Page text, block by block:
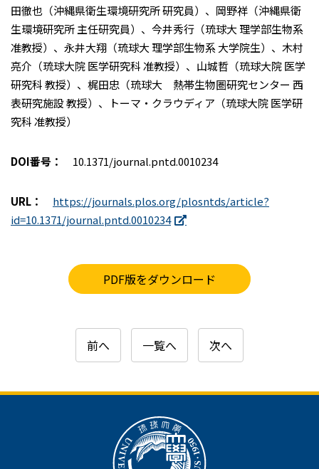
田徹也（沖縄県衛生環境研究所 研究員）、岡野祥（沖縄県衛
生環境研究所 主任研究員）、今井秀行（琉球大 理学部生物系
准教授）、永井大翔（琉球大 理学部生物系 大学院生）、木村
亮介（琉球大院 医学研究科 准教授）、山城哲（琉球大院 医学
研究科 教授）、梶田忠（琉球大 熱帯生物圏研究センター 西
表研究施設 教授）、トーマ・クラウディア（琉球大院 医学研
究科 准教授）
DOI番号： 10.1371/journal.pntd.0010234
URL：
https://journals.plos.org/plosntds/article?
id=10.1371/journal.pntd.0010234
PDF版をダウンロード
前へ 一覧へ 次へ